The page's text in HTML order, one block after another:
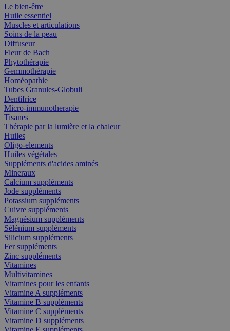
Le bien-être
Huile essentiel
Muscles et articulations
Soins de la peau
Diffuseur
Fleur de Bach
Phytothérapie
Gemmothérapie
Homéopathie
Tubes Granules-Globuli
Dentifrice
Micro-immunotherapie
Tisanes
Thérapie par la lumière et la chaleur
Huiles
Oligo-elements
Huiles végétales
Suppléments d'acides aminés
Mineraux
Calcium suppléments
Jode suppléments
Potassium suppléments
Cuivre suppléments
Magnésium suppléments
Sélénium suppléments
Silicium suppléments
Fer suppléments
Zinc suppléments
Vitamines
Multivitamines
Vitamines pour les enfants
Vitamine A suppléments
Vitamine B suppléments
Vitamine C suppléments
Vitamine D suppléments